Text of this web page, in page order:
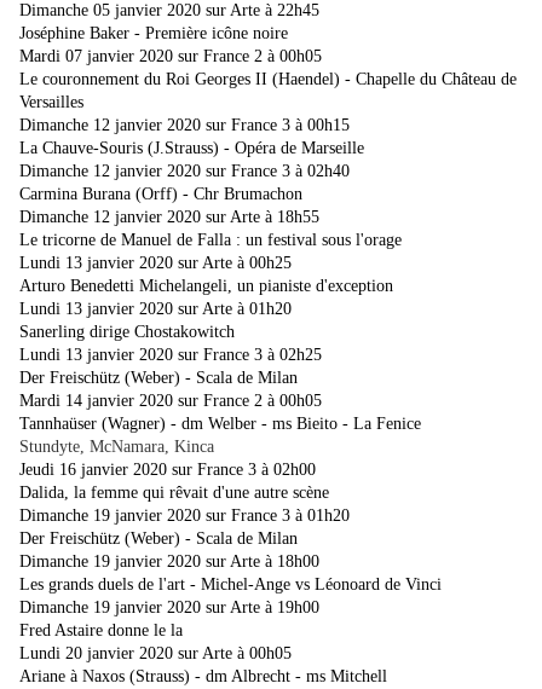
Dimanche 05 janvier 2020 sur Arte à 22h45
Joséphine Baker - Première icône noire
Mardi 07 janvier 2020 sur France 2 à 00h05
Le couronnement du Roi Georges II (Haendel) - Chapelle du Château de
Versailles
Dimanche 12 janvier 2020 sur France 3 à 00h15
La Chauve-Souris (J.Strauss) - Opéra de Marseille
Dimanche 12 janvier 2020 sur France 3 à 02h40
Carmina Burana (Orff) - Chr Brumachon
Dimanche 12 janvier 2020 sur Arte à 18h55
Le tricorne de Manuel de Falla : un festival sous l'orage
Lundi 13 janvier 2020 sur Arte à 00h25
Arturo Benedetti Michelangeli, un pianiste d'exception
Lundi 13 janvier 2020 sur Arte à 01h20
Sanerling dirige Chostakowitch
Lundi 13 janvier 2020 sur France 3 à 02h25
Der Freischütz (Weber) - Scala de Milan
Mardi 14 janvier 2020 sur France 2 à 00h05
Tannhaüser (Wagner) - dm Welber - ms Bieito - La Fenice
Stundyte, McNamara, Kinca
Jeudi 16 janvier 2020 sur France 3 à 02h00
Dalida, la femme qui rêvait d'une autre scène
Dimanche 19 janvier 2020 sur France 3 à 01h20
Der Freischütz (Weber) - Scala de Milan
Dimanche 19 janvier 2020 sur Arte à 18h00
Les grands duels de l'art - Michel-Ange vs Léonoard de Vinci
Dimanche 19 janvier 2020 sur Arte à 19h00
Fred Astaire donne le la
Lundi 20 janvier 2020 sur Arte à 00h05
Ariane à Naxos (Strauss) - dm Albrecht - ms Mitchell